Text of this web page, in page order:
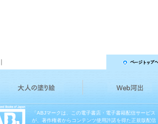
「ABJマークは、この電子書店・電子書籍配信サービス
が、著作権者からコンテンツ使用許諾を得た正規版配信